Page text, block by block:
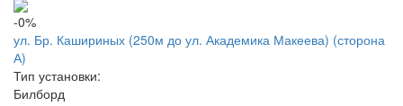
-0%
ул. Бр. Кашириных (250м до ул. Академика Макеева) (сторона
А)
Тип установки:
Билборд